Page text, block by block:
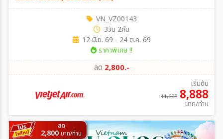
VN_VZ00143
3วัน 2คืน
12 มิ.ย. 69 - 24 ต.ค. 69
ราคาพิเศษ !!
ลด 2,800.-
เริ่มต้น
11,688 8,888
บาท/ท่าน
ลด
2,800 บาท/ท่าน